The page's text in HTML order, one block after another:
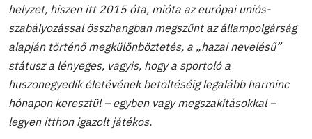
helyzet, hiszen itt 2015 óta, mióta az európai uniós-
szabályozással összhangban megszűnt az állampolgárság
alapján történő megkülönböztetés, a „hazai nevelésű”
státusz a lényeges, vagyis, hogy a sportoló a
huszonegyedik életévének betöltéséig legalább harminc
hónapon keresztül – egyben vagy megszakításokkal –
legyen itthon igazolt játékos.